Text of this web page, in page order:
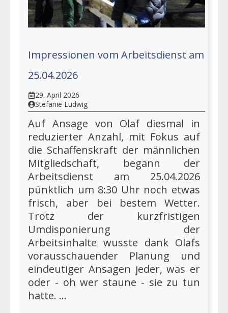
Impressionen vom Arbeitsdienst am
25.04.2026
29. April 2026
Stefanie Ludwig
Auf Ansage von Olaf diesmal in
reduzierter Anzahl, mit Fokus auf
die Schaffenskraft der männlichen
Mitgliedschaft, begann der
Arbeitsdienst am 25.04.2026
pünktlich um 8:30 Uhr noch etwas
frisch, aber bei bestem Wetter.
Trotz der kurzfristigen
Umdisponierung der
Arbeitsinhalte wusste dank Olafs
vorausschauender Planung und
eindeutiger Ansagen jeder, was er
oder - oh wer staune - sie zu tun
hatte. ...